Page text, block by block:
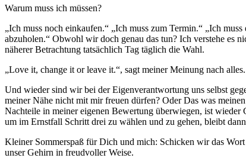
Warum muss ich müssen?
„Ich muss noch einkaufen.“ „Ich muss zum Termin.“ „Ich
abzuholen.“ Obwohl wir doch genau das tun? Ich verstehe es
näherer Betrachtung tatsächlich Tag täglich die Wahl.
„Love it, change it or leave it.“, sagt meiner Meinung nach alles.
Und wieder sind wir bei der Eigenverantwortung uns selbst
meiner Nähe nicht mit mir freuen dürfen? Oder Das was
Nachteile in meiner eigenen Bewertung überwiegen, ist wieder
um im Ernstfall Schritt drei zu wählen und zu gehen, bleibt
Kleiner Sommerspaß für Dich und mich: Schicken wir das
unser Gehirn in freudvoller Weise.